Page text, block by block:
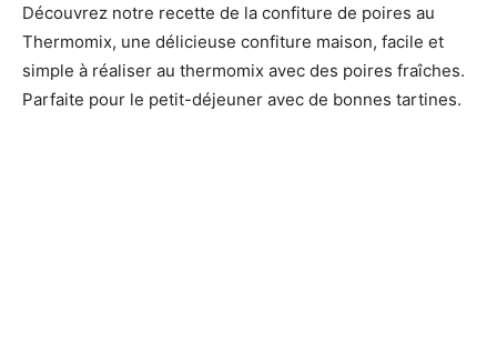
Découvrez notre recette de la confiture de poires au
Thermomix, une délicieuse confiture maison, facile et
simple à réaliser au thermomix avec des poires fraîches.
Parfaite pour le petit-déjeuner avec de bonnes tartines.